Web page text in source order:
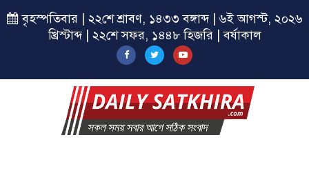
বৃহস্পতিবার | ২২শে শ্রাবণ, ১৪৩৩ বঙ্গাব্দ | ৬ই আগস্ট, ২০২৬
খ্রিস্টাব্দ | ২২শে সফর, ১৪৪৮ হিজরি | বর্ষাকাল